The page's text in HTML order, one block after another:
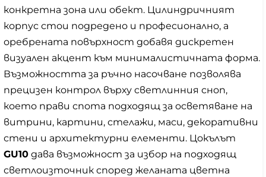
конкретна зона или обект. Цилиндричният
корпус стои подредено и професионално, а
оребрената повърхност добавя дискретен
визуален акцент към минималистичната форма.
Възможността за ръчно насочване позволява
прецизен контрол върху светлинния сноп,
което прави спота подходящ за осветяване на
витрини, картини, стелажи, маси, декоративни
стени и архитектурни елементи. Цокълът
GU10 дава възможност за избор на подходящ
светлоизточник според желаната цветна